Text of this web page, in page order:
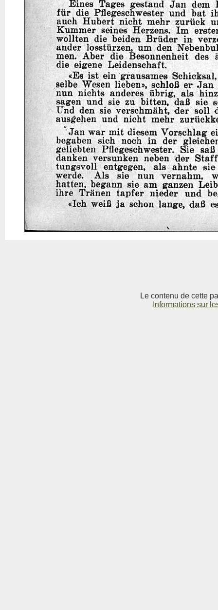
Le contenu de cette
Informations sur